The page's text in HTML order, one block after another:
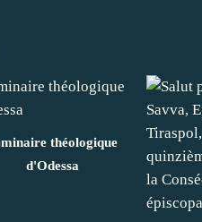
théologique
d'Odessa